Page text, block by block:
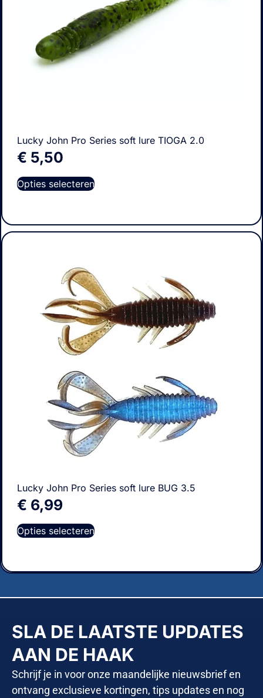
Lucky John Pro Series soft lure TIOGA 2.0
€ 5,50
Opties selecteren
Lucky John Pro Series soft lure BUG 3.5
€ 6,99
Opties selecteren
SLA DE LAATSTE UPDATES
AAN DE HAAK
Schrijf je in voor onze maandelijke nieuwsbrief en
ontvang exclusieve kortingen, tips updates en nog